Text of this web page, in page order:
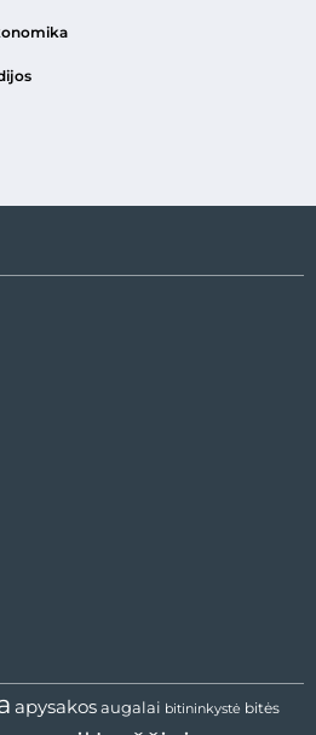
apysakos augalai bitininkystė bitės